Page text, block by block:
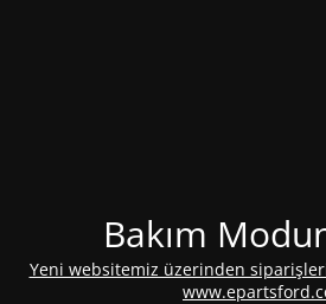
Bakım
Yeni websitemiz üzerinden